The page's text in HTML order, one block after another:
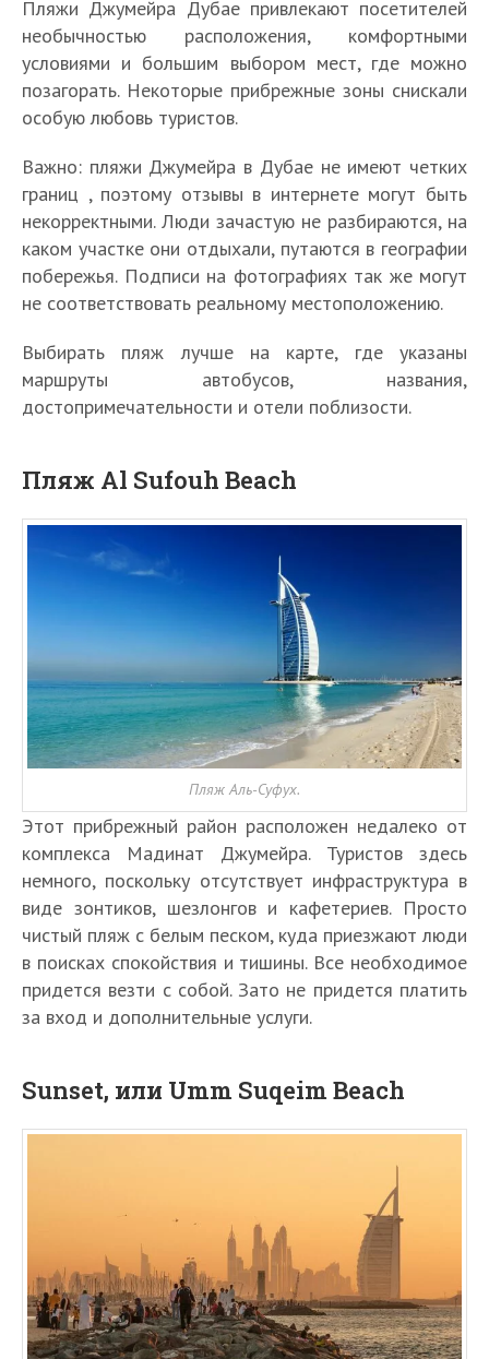
Пляжи Джумейра Дубае привлекают посетителей
необычностью расположения, комфортными
условиями и большим выбором мест, где можно
позагорать. Некоторые прибрежные зоны снискали
особую любовь туристов.
Важно: пляжи Джумейра в Дубае не имеют четких
границ , поэтому отзывы в интернете могут быть
некорректными. Люди зачастую не разбираются, на
каком участке они отдыхали, путаются в географии
побережья. Подписи на фотографиях так же могут
не соответствовать реальному местоположению.
Выбирать пляж лучше на карте, где указаны
маршруты автобусов, названия,
достопримечательности и отели поблизости.
Пляж Al Sufouh Beach
Пляж Аль-Суфух.
Этот прибрежный район расположен недалеко от
комплекса Мадинат Джумейра. Туристов здесь
немного, поскольку отсутствует инфраструктура в
виде зонтиков, шезлонгов и кафетериев. Просто
чистый пляж с белым песком, куда приезжают люди
в поисках спокойствия и тишины. Все необходимое
придется везти с собой. Зато не придется платить
за вход и дополнительные услуги.
Sunset, или Umm Suqeim Beach